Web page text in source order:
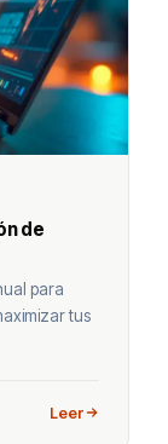
de
para
tus
Leer